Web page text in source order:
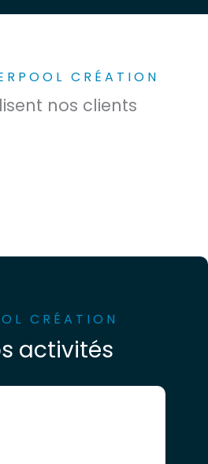
CRÉATION
nos clients
CRÉATION
activités